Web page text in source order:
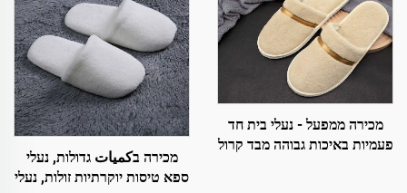
מכירה ממפעל - נעלי בית חד
פעמיות באיכות גבוהה מבד קרול
מכירה בكميات גדולות, נעלי
ספא טיסות יוקרתיות זולות, נעלי